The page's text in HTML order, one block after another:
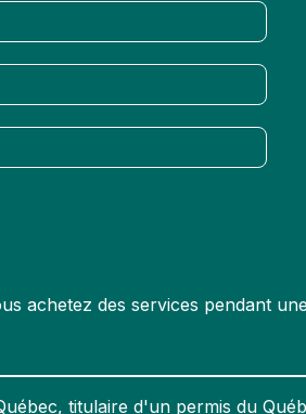
achetez des services pendant
titulaire d'un permis du